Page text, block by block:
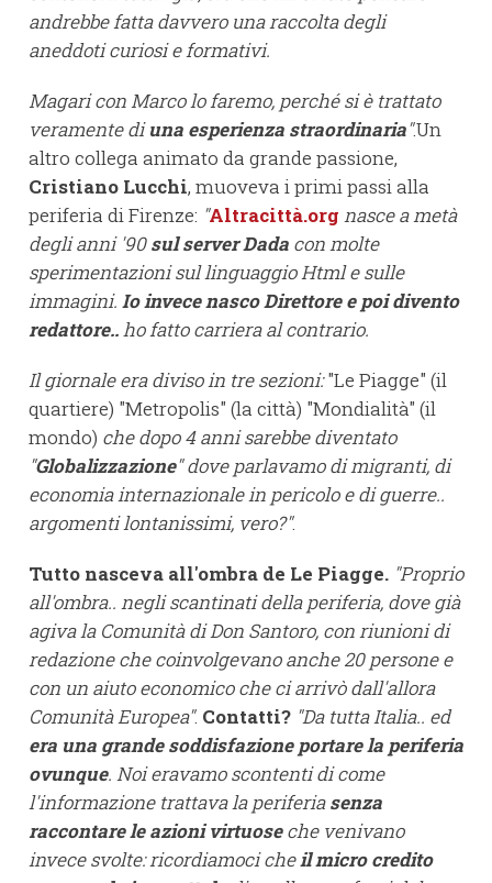
andrebbe fatta davvero una raccolta degli
aneddoti curiosi e formativi.
Magari con Marco lo faremo, perché si è trattato
veramente diuna esperienza straordinaria".Un
altro collega animato da grande passione,
Cristiano Lucchi, muoveva i primi passi alla
periferia di Firenze: "Altracittà.org nasce a metà
degli anni '90sul server Dada con molte
sperimentazioni sul linguaggio Html e sulle
immagini. Io invece nasco Direttore e poi divento
redattore..ho fatto carriera al contrario.
Il giornale era diviso in tre sezioni:"Le Piagge" (il
quartiere) "Metropolis" (la città) "Mondialità" (il
mondo) che dopo 4 anni sarebbe diventato
"Globalizzazione" dove parlavamo di migranti, di
economia internazionale in pericolo e di guerre..
argomenti lontanissimi, vero?".
Tutto nasceva all'ombra de Le Piagge. "Proprio
all'ombra.. negli scantinati della periferia, dove già
agiva la Comunità di Don Santoro, con riunioni di
redazione che coinvolgevano anche 20 persone e
con un aiuto economico che ci arrivò dall'allora
Comunità Europea". Contatti? "Da tutta Italia.. ed
era una grande soddisfazione portare la periferia
ovunque. Noi eravamo scontenti di come
l'informazione trattava la periferiasenza
raccontare le azioni virtuoseche venivano
invece svolte: ricordiamoci cheil micro credito